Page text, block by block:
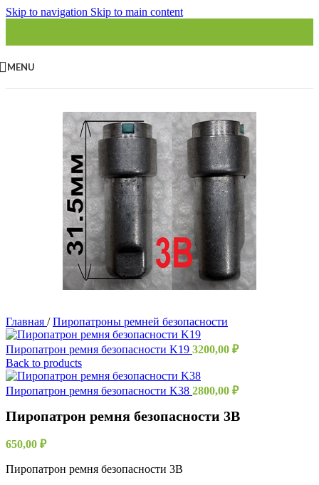
Skip to navigation Skip to main content
MENU
Главная / Пиропатроны ремней безопасности
Пиропатрон ремня безопасности K19 3200,00 ₽
Back to products
Пиропатрон ремня безопасности K38 2800,00 ₽
Пиропатрон ремня безопасности 3B
650,00 ₽
Пиропатрон ремня безопасности 3B